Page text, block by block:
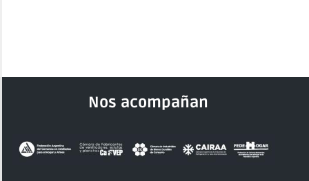
Nos acompañan